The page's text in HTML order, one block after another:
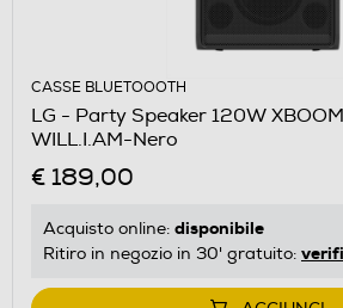
CASSE BLUETOOOTH
LG - Party Speaker 120W
WILL.I.AM-Nero
€ 189,00
Acquisto online: disponibile
Ritiro in negozio in 30' gratuito: